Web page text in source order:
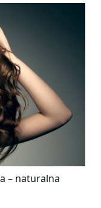
– naturalna